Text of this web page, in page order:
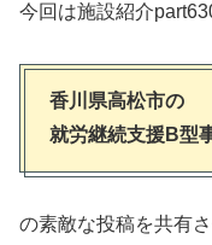
今回は施設紹介
香川県高松市の
就労継続支援B型
の素敵な投稿を共有